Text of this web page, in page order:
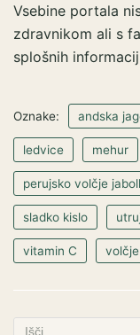
Vsebine portala
zdravnikom ali s
splošnih
Oznake: andska
ledvice mehur
perujsko volčje
sladko kislo
vitamin C